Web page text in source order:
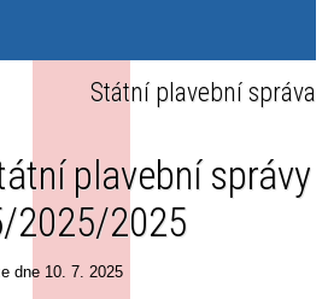
Státní plavební správa
plavební správy
2025/2025
dne 10. 7. 2025